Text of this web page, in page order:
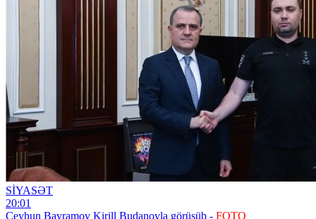
SİYASƏT
20:01
Ceyhun Bayramov Kirill Budanovla görüşüb - FOTO